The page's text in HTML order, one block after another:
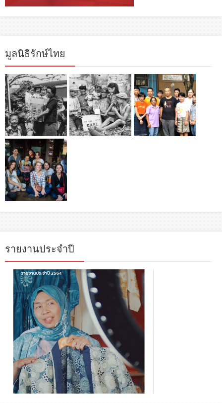
มูลนิธิรักษ์ไทย
รายงานประจำปี